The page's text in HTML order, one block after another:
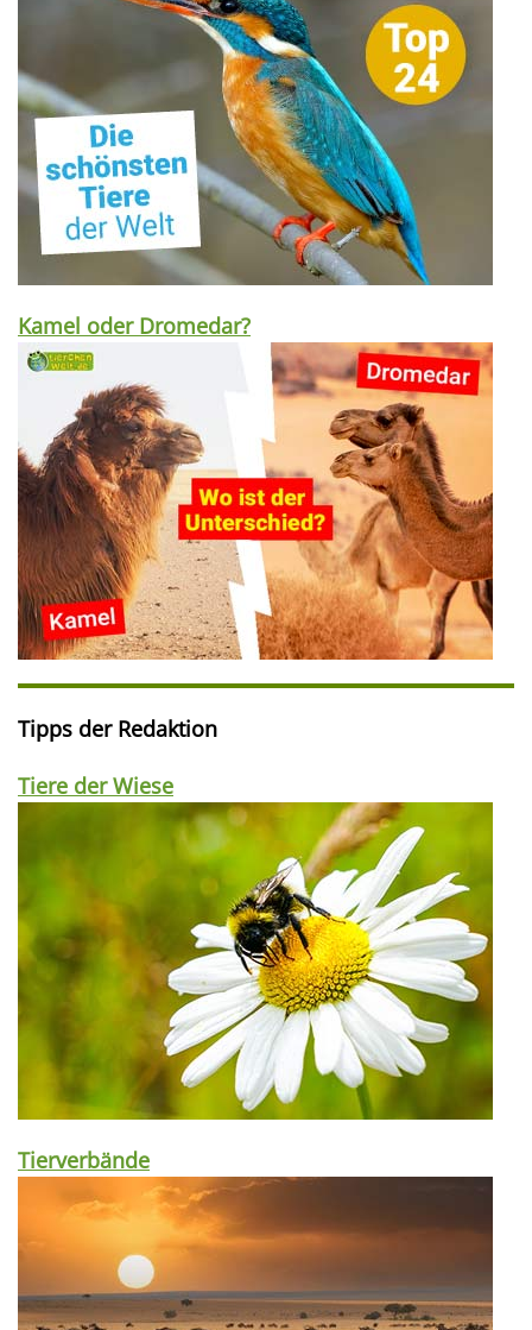
Kamel oder Dromedar?
Tipps der Redaktion
Tiere der Wiese
Tierverbände